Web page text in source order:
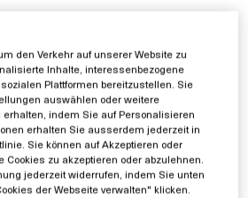
den Verkehr auf unserer Website zu
Inhalte, interessenbezogene
Plattformen bereitzustellen. Sie
auswählen oder weitere
erhalten, indem Sie auf Personalisieren
erhalten Sie ausserdem jederzeit in
Sie können auf Akzeptieren oder
Cookies zu akzeptieren oder abzulehnen.
jederzeit widerrufen, indem Sie unten
der Webseite verwalten" klicken.